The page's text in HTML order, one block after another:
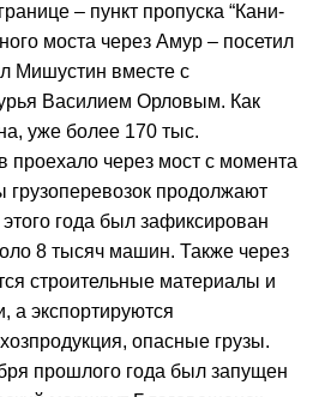
– пункт пропуска “Кани-
моста через Амур – посетил
Мишустин вместе с
Василием Орловым. Как
уже более 170 тыс.
проехало через мост с момента
грузоперевозок продолжают
года был зафиксирован
8 тысяч машин. Также через
строительные материалы и
а экспортируются
опасные грузы.
прошлого года был запущен